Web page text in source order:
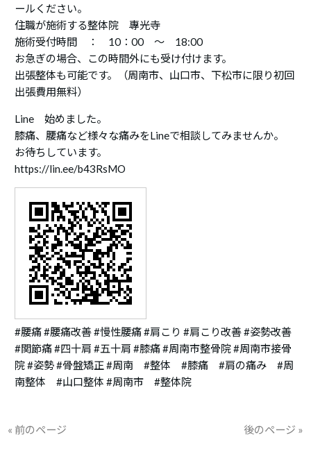
ールください。
住職が施術する整体院 專光寺
施術受付時間 ： 10：00 ～ 18:00
お急ぎの場合、この時間外にも受け付けます。
出張整体も可能です。（周南市、山口市、下松市に限り初回
出張費用無料）
Line 始めました。
膝痛、腰痛など様々な痛みをLineで相談してみませんか。
お待ちしています。
https://lin.ee/b43RsMO
#腰痛 #腰痛改善 #慢性腰痛 #肩こり #肩こり改善 #姿勢改善
#関節痛 #四十肩 #五十肩 #膝痛 #周南市整骨院 #周南市接骨
院 #姿勢 #骨盤矯正 #周南 #整体 #膝痛 #肩の痛み #周
南整体 #山口整体 #周南市 #整体院
« 前のページ 後のページ »